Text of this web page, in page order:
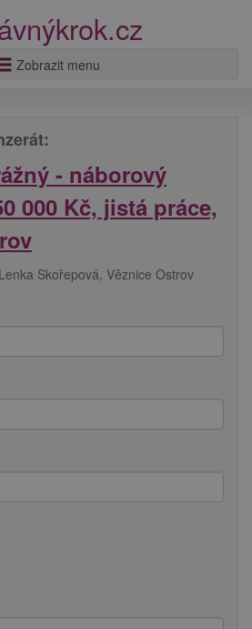
Zobrazit menu
- náborový
000 Kč, jistá práce,
Lenka Skořepová, Věznice Ostrov